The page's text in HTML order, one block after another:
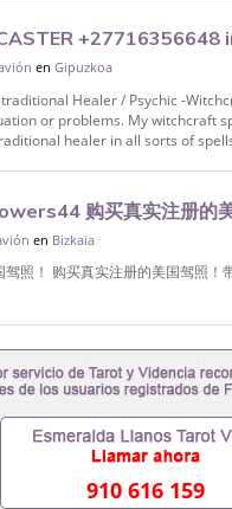
+27716356648
Groblersdal, Se
enGipuzkoa
Healer / Psychic -
or problems. My witchcraft
healer in all sorts of
购买真实注册的
里获取您的真实美国驾照
实美
en Bizkaia
照！ 购买真实注册的美国驾照！
910 616 159